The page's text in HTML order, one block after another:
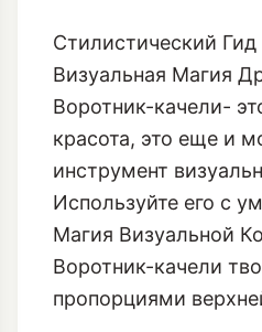
красота, это еще и
инструмент
Используйте его с
Магия Визуальной
Воротник-качели
пропорциями
Вытягивание Шеи:
вертикальных
спадают вниз,